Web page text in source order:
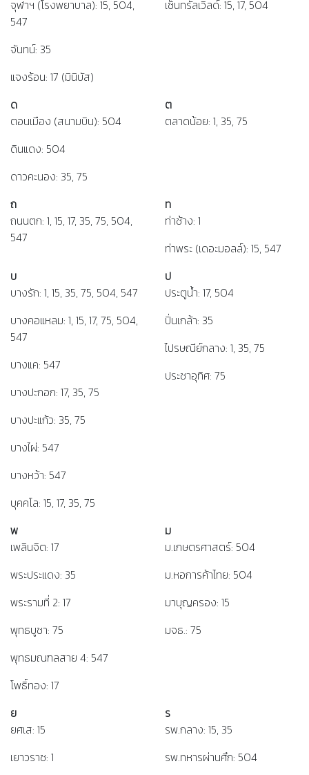
จุฬาฯ (โรงพยาบาล): 15, 504,
547
จันทน์: 35
แจงร้อน: 17 (มินิบัส)
เซ็นทรัลเวิลด์: 15, 17, 504
ด
ตอนเมือง (สนามบิน): 504
ดินแดง: 504
ดาวคะนอง: 35, 75
ต
ตลาดน้อย: 1, 35, 75
ถ
ถนนตก: 1, 15, 17, 35, 75, 504,
547
ท
ท่าช้าง: 1
ท่าพระ (เดอะมอลล์): 15, 547
บ
บางรัก: 1, 15, 35, 75, 504, 547
บางคอแหลม: 1, 15, 17, 75, 504,
547
บางแค: 547
บางปะกอก: 17, 35, 75
บางปะแก้ว: 35, 75
บางไผ่: 547
บางหว้า: 547
บุคคโล: 15, 17, 35, 75
ป
ประตูน้ำ: 17, 504
ปิ่นเกล้า: 35
ไปรษณีย์กลาง: 1, 35, 75
ประชาอุทิศ: 75
พ
เพลินจิต: 17
พระประแดง: 35
พระรามที่ 2: 17
พุทธบูชา: 75
พุทธมณฑลสาย 4: 547
โพธิ์ทอง: 17
ม
ม.เกษตรศาสตร์: 504
ม.หอการค้าไทย: 504
มาบุญครอง: 15
มจธ.: 75
ย
ยศเส: 15
เยาวราช: 1
ร
รพ.กลาง: 15, 35
รพ.ทหารผ่านศึก: 504